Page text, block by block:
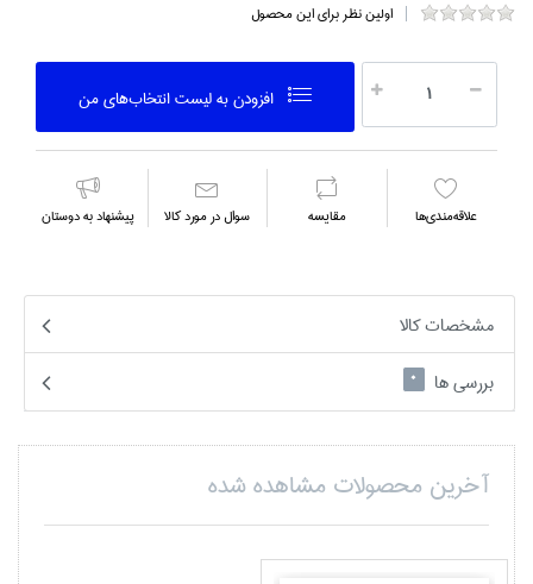
اولین نظر برای این محصول
افزودن به ليست انتخاب‌هاي من
علاقه‌مندي‌ها مقايسه سوال در مورد كالا پیشنهاد به دوستان
مشخصات کالا
بررسی ها
0
آخرین محصولات مشاهده شده